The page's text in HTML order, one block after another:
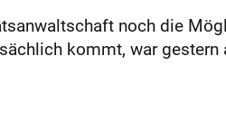
noch die
kommt, war